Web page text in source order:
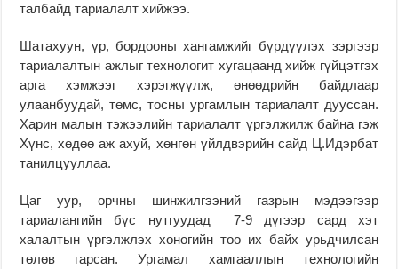
талбайд тариалалт хийжээ.
Шатахуун, үр, бордооны хангамжийг бүрдүүлэх зэргээр
тариалалтын ажлыг технологит хугацаанд хийж гүйцэтгэх
арга хэмжээг хэрэгжүүлж, өнөөдрийн байдлаар
улаанбуудай, төмс, тосны ургамлын тариалалт дууссан.
Харин малын тэжээлийн тариалалт үргэлжилж байна гэж
Хүнс, хөдөө аж ахуй, хөнгөн үйлдвэрийн сайд Ц.Идэрбат
танилцууллаа.
Цаг уур, орчны шинжилгээний газрын мэдээгээр
тариалангийн бүс нутгуудад 7-9 дүгээр сард хэт
халалтын үргэлжлэх хоногийн тоо их байх урьдчилсан
төлөв гарсан. Ургамал хамгааллын технологийн